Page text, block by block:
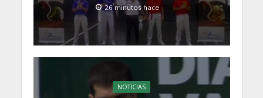
26 minutos hace
NOTICIAS